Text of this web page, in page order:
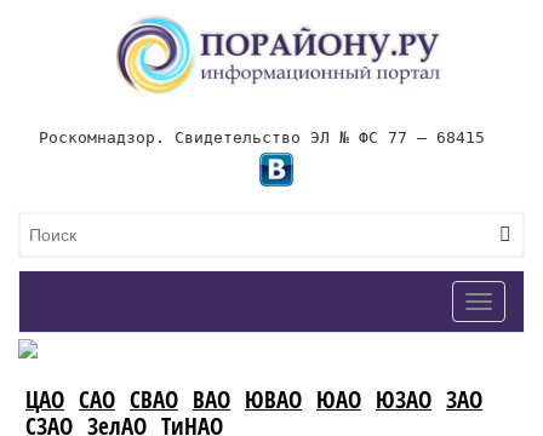
Роскомнадзор. Свидетельство ЭЛ № ФС 77 – 68415
Toggle
ЦАО САО СВАО ВАО ЮВАО ЮАО ЮЗАО ЗАО
СЗАО ЗелАО ТиНАО